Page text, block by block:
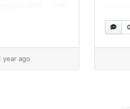
稱為接觸帶電。
發現，如果相同
荷交換看似隨
year ago